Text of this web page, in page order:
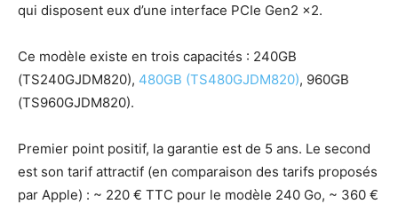
qui disposent eux d’une interface PCIe Gen2 x2.
Ce modèle existe en trois capacités : 240GB
(TS240GJDM820), 480GB (TS480GJDM820), 960GB
(TS960GJDM820).
Premier point positif, la garantie est de 5 ans. Le second
est son tarif attractif (en comparaison des tarifs proposés
par Apple) : ~ 220 € TTC pour le modèle 240 Go, ~ 360 €